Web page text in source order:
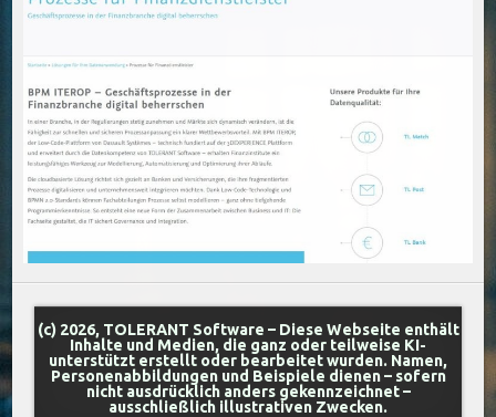
(c) 2026, TOLERANT Software – Diese Webseite enthält
Inhalte und Medien, die ganz oder teilweise KI-
unterstützt erstellt oder bearbeitet wurden. Namen,
Personenabbildungen und Beispiele dienen – sofern
nicht ausdrücklich anders gekennzeichnet –
ausschließlich illustrativen Zwecken.